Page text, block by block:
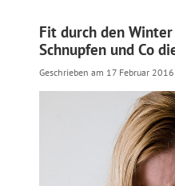
Fit durch den
Schnupfen und Co
Geschrieben am 17 Februar 2016